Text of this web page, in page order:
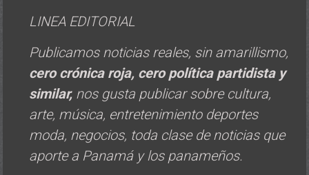
LINEA EDITORIAL
Publicamos noticias reales, sin amarillismo,
cero crónica roja, cero política partidista y
similar, nos gusta publicar sobre cultura,
arte, música, entretenimiento deportes
moda, negocios, toda clase de noticias que
aporte a Panamá y los panameños.